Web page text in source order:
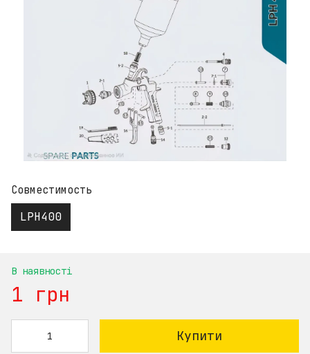
Совместимость
LPH400
В наявності
1 грн
Купити